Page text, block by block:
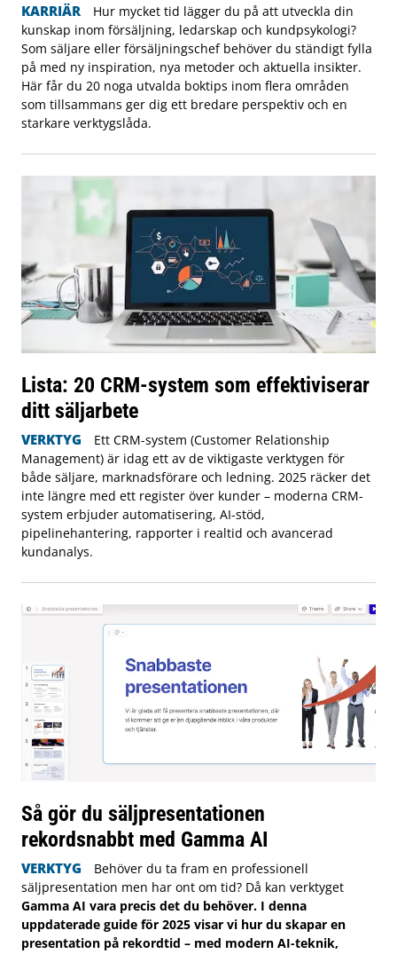
KARRIÄR
Hur mycket tid lägger du på att utveckla din
kunskap inom försäljning, ledarskap och kundpsykologi?
Som säljare eller försäljningschef behöver du ständigt fylla
på med ny inspiration, nya metoder och aktuella insikter.
Här får du 20 noga utvalda boktips inom flera områden
som tillsammans ger dig ett bredare perspektiv och en
starkare verktygslåda.
Lista: 20 CRM-system som effektiviserar
ditt säljarbete
VERKTYG
Ett CRM-system (Customer Relationship
Management) är idag ett av de viktigaste verktygen för
både säljare, marknadsförare och ledning. 2025 räcker det
inte längre med ett register över kunder – moderna CRM-
system erbjuder automatisering, AI-stöd,
pipelinehantering, rapporter i realtid och avancerad
kundanalys.
Så gör du säljpresentationen
rekordsnabbt med Gamma AI
VERKTYG
Behöver du ta fram en professionell
säljpresentation men har ont om tid? Då kan verktyget
Gamma AI vara precis det du behöver. I denna
uppdaterade guide för 2025 visar vi hur du skapar en
presentation på rekordtid – med modern AI-teknik,